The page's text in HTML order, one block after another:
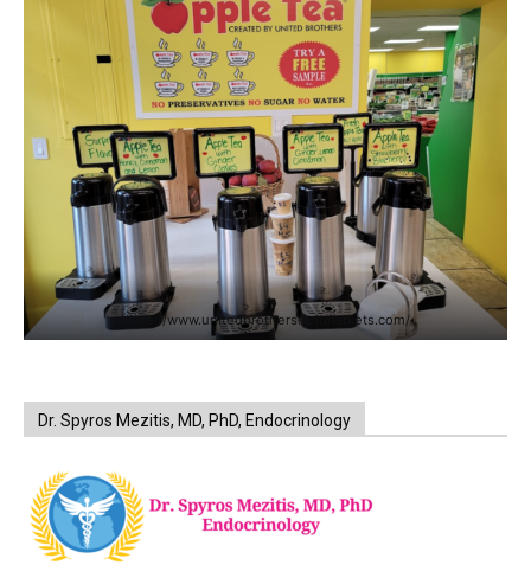
https://www.unitedbrothersfruitmarkets.com/
Dr. Spyros Mezitis, MD, PhD, Endocrinology